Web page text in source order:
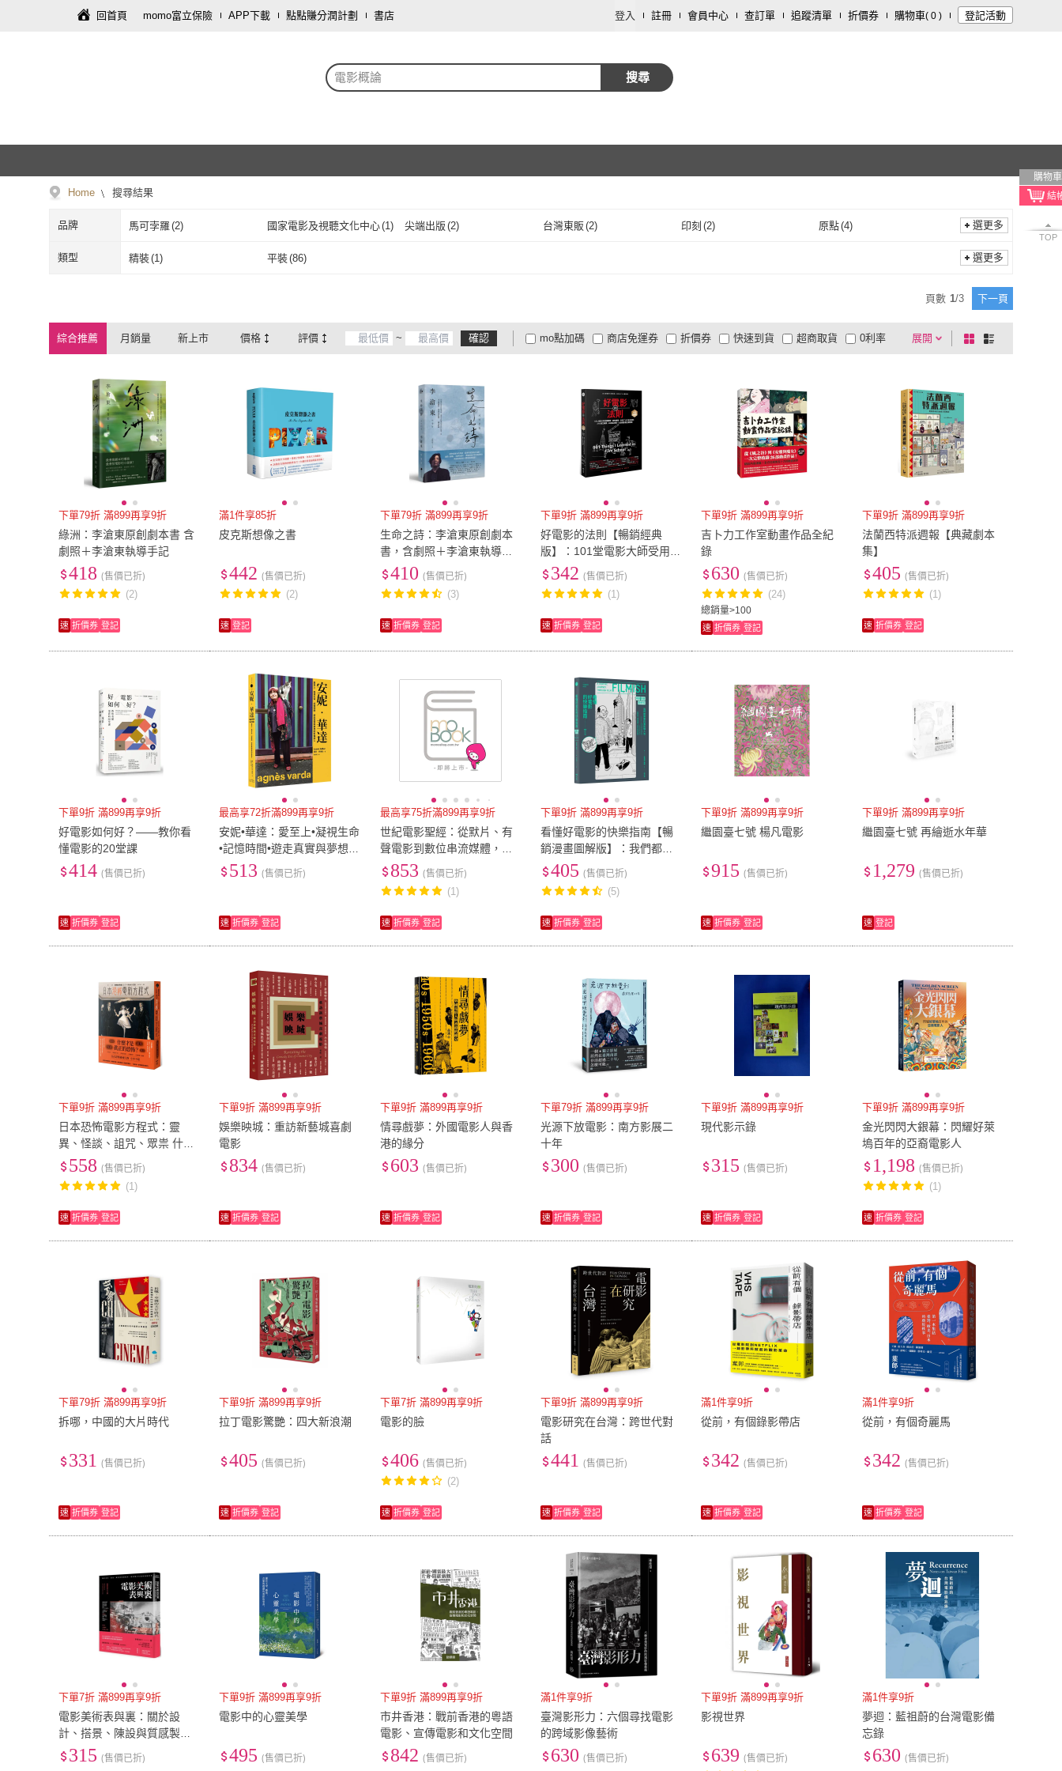
回首頁 momo富立保險 APP下載 點點賺分潤計劃 書店 登入 註冊 會員中心 查訂單 追蹤清單 折價券 購物車( 0 ) 登記活動
電影概論 搜尋
購物車
TOP
Home 搜尋結果
品牌 馬可孛羅(2) 國家電影及視聽文化中心(1) 尖端出版 (2) 台灣東販(2) 印刻 (2) 原點(4)
八方文化創作室 天地圖書
麥田(1) 創意市集(1) 新經典(2) 蓋亞(1) 墨刻(1) 臺大出版中心(1)
本事出版(1) 啟明出版(1) 書林出版(20) 宇河文化(1) 漫遊者(1) 揚智文化(3)
典藏藝術家庭 正中書局(1)
秀威出版 新銳文創(5 國立陽明交通大學出版社 KUBRICK (2)
馬可孛羅
國家電影及視聽文化中
1)
香港中華書局(1) 時報文化(1) 蔚藍文化(2) 三聯書店(1) 自由之丘(1) 奇光(1)
麥田(1) 創意市集(1) 新經典(2) 蓋亞(1) 墨刻(1) 臺大出版中心(1)
本事出版 書林出版(20
典藏藝術家庭 天培(1 正中書局 ( 臺灣商務印書館 大田(1) 宇宙光( 1)
秀威出版 新銳文創
國立陽明交通大學出版
社
KUBRICK(2) 群學(1)
取消 選更多
類型 精裝(1) 平裝(86) 選更多
頁數 1/3 下一頁
綜合推薦 月銷量 新上市 價格 評價 ~ 確認 展開
折價券
有影片
商品有量 電視購物
mo點加碼 快速到貨 超商取貨
大家電安心配
大家電快配
商店免運券 0利率
1
棋
盤
列
下單79折 滿899再享9折
綠洲：李滄東原創劇本書 含
劇照＋李滄東執導手記
418 (售價已折)
(2)
速 折價券 登記
滿1件享85折
皮克斯想像之書
442 (售價已折)
(2)
速 登記
下單79折 滿899再享9折
生命之詩：李滄東原創劇本
書，含劇照＋李滄東執導手
記 410 (售價已折)
(3)
速 折價券 登記
下單9折 滿899再享9折
好電影的法則【暢銷經典
版】：101堂電影大師受用一
生的UCLA電影課
342 (售價已折)
(1)
速 折價券 登記
下單9折 滿899再享9折
吉卜力工作室動畫作品全紀
錄
總銷量>100
630 (售價已折)
(24)
速 折價券 登記
下單9折 滿899再享9折
法蘭西特派週報【典藏劇本
集】
405 (售價已折)
(1)
速 折價券 登記
下單9折 滿899再享9折
好電影如何好？――教你看
懂電影的20堂課
414 (售價已折)
速 折價券 登記
最高享72折滿899再享9折
安妮•華達：愛至上•凝視生命
•記憶時間•遊走真實與夢想的
影像詩人
513 (售價已折)
速 折價券 登記
最高享75折滿899再享9折
世紀電影聖經：從默片、有
聲電影到數位串流媒體，看
百年電影技術的巨大飛躍，
如何成就經典
853 (售價已折)
(1)
速 折價券 登記
下單9折 滿899再享9折
看懂好電影的快樂指南【暢
銷漫畫圖解版】：我們都需
要的電影懶人包 讀了小史、
認識經典、更懂了理論
405 (售價已折)
(5)
速 折價券 登記
下單9折 滿899再享9折
繼園臺七號 楊凡電影
915 (售價已折)
速 折價券 登記
下單9折 滿899再享9折
繼園臺七號 再繪逝水年華
1,279 (售價已折)
速 登記
下單9折 滿899再享9折
日本恐怖電影方程式：靈
異、怪談、詛咒、眾祟 什麼
才是真正的恐怖？
558 (售價已折)
(1)
速 折價券 登記
下單9折 滿899再享9折
娛樂映城：重訪新藝城喜劇
電影
834 (售價已折)
速 折價券 登記
下單9折 滿899再享9折
情尋戲夢：外國電影人與香
港的緣分
603 (售價已折)
速 折價券 登記
下單79折 滿899再享9折
光源下放電影：南方影展二
十年
300 (售價已折)
速 折價券 登記
下單9折 滿899再享9折
現代影示錄
315 (售價已折)
速 折價券 登記
下單9折 滿899再享9折
金光閃閃大銀幕：閃耀好萊
塢百年的亞裔電影人
1,198 (售價已折)
(1)
速 折價券 登記
下單79折 滿899再享9折
拆哪，中國的大片時代
331 (售價已折)
速 折價券 登記
下單9折 滿899再享9折
拉丁電影驚艷：四大新浪潮
405 (售價已折)
速 折價券 登記
下單7折 滿899再享9折
電影的臉
406 (售價已折)
(2)
速 折價券 登記
下單9折 滿899再享9折
電影研究在台灣：跨世代對
話
441 (售價已折)
速 折價券 登記
滿1件享9折
從前，有個錄影帶店
342 (售價已折)
速 折價券 登記
滿1件享9折
從前，有個奇麗馬
342 (售價已折)
速 折價券 登記
下單7折 滿899再享9折
電影美術表與裏：關於設
計、搭景、陳設與質感製
作，我用雙手打造的電影世
315 (售價已折)
下單9折 滿899再享9折
電影中的心靈美學
495 (售價已折)
下單9折 滿899再享9折
市井香港：戰前香港的粵語
電影、宣傳電影和文化空間
842 (售價已折)
滿1件享9折
臺灣影形力：六個尋找電影
的跨域影像藝術
630 (售價已折)
下單9折 滿899再享9折
影視世界
639 (售價已折)
滿1件享9折
夢迴：藍祖蔚的台灣電影備
忘錄
630 (售價已折)